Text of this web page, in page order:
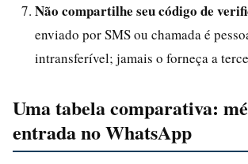
Não compartilhe seu código de
enviado por SMS ou chamada é
intransferível; jamais o forneça a
Uma tabela comparativa:
entrada no WhatsApp